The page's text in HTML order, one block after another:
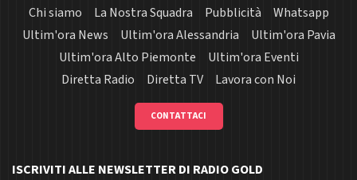
Chi siamo La Nostra Squadra Pubblicità
Whatsapp
Ultim'ora News
Ultim'ora Alessandria
Ultim'ora Pavia
Ultim'ora Alto Piemonte
Ultim'ora Eventi
Diretta Radio
Diretta TV Lavora con Noi
CONTATTACI
ISCRIVITI ALLE NEWSLETTER DI RADIO GOLD